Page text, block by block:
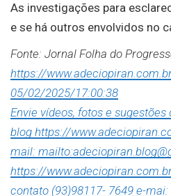
As investigações para
e se há outros envolvidos no
Fonte: Jornal Folha do
https://
05/02/2025/17:00:38
Envie vídeos, fotos e
blog https://
mail:
https://
contato (93)98117- 7649 e-mai: